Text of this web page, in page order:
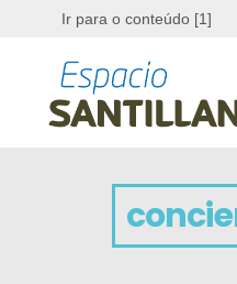
Ir para o conteúdo [1]